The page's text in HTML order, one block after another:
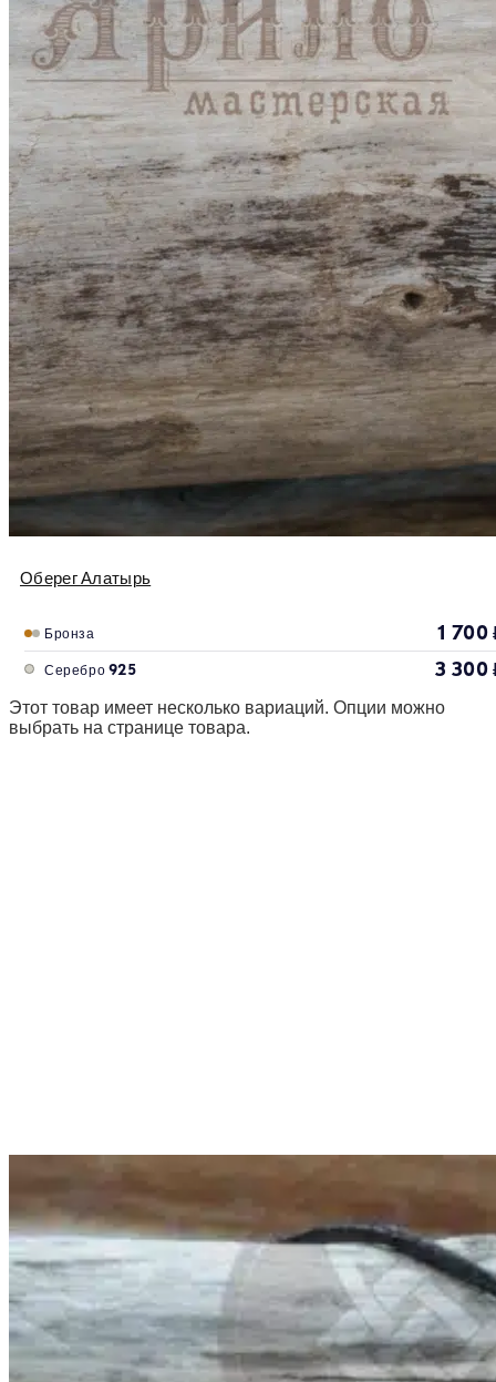
Оберег Алатырь
Бронза 1 700
Серебро 925 3 300
Этот товар имеет несколько вариаций. Опции можно
выбрать на странице товара.